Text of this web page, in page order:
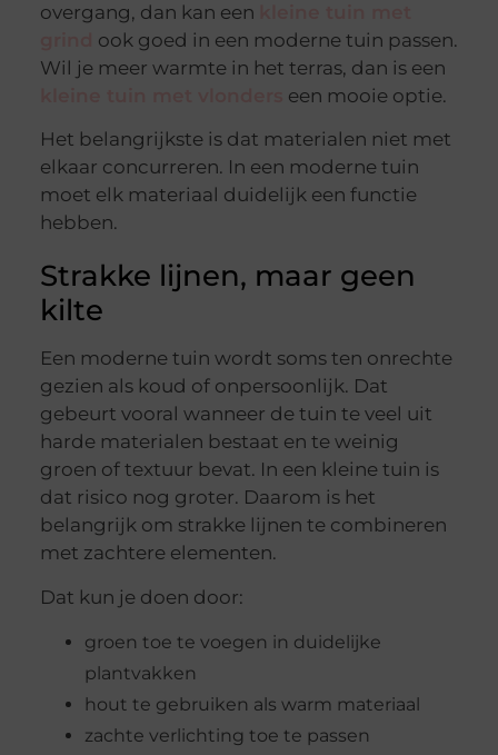
overgang, dan kan een
ook goed in een moderne tuin passen.
Wil je meer warmte in het terras, dan is een
een mooie optie.
Het belangrijkste is dat materialen niet met
elkaar concurreren. In een moderne tuin
moet elk materiaal duidelijk een functie
hebben.
Strakke lijnen, maar geen
kilte
Een moderne tuin wordt soms ten onrechte
gezien als koud of onpersoonlijk. Dat
gebeurt vooral wanneer de tuin te veel uit
harde materialen bestaat en te weinig
groen of textuur bevat. In een kleine tuin is
dat risico nog groter. Daarom is het
belangrijk om strakke lijnen te combineren
met zachtere elementen.
Dat kun je doen door:
groen toe te voegen in duidelijke
plantvakken
hout te gebruiken als warm materiaal
zachte verlichting toe te passen